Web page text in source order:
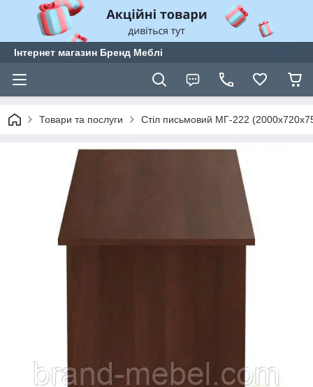
Інтернет магазин Бренд Меблі
Товари та послуги Стіл письмовий МГ-222